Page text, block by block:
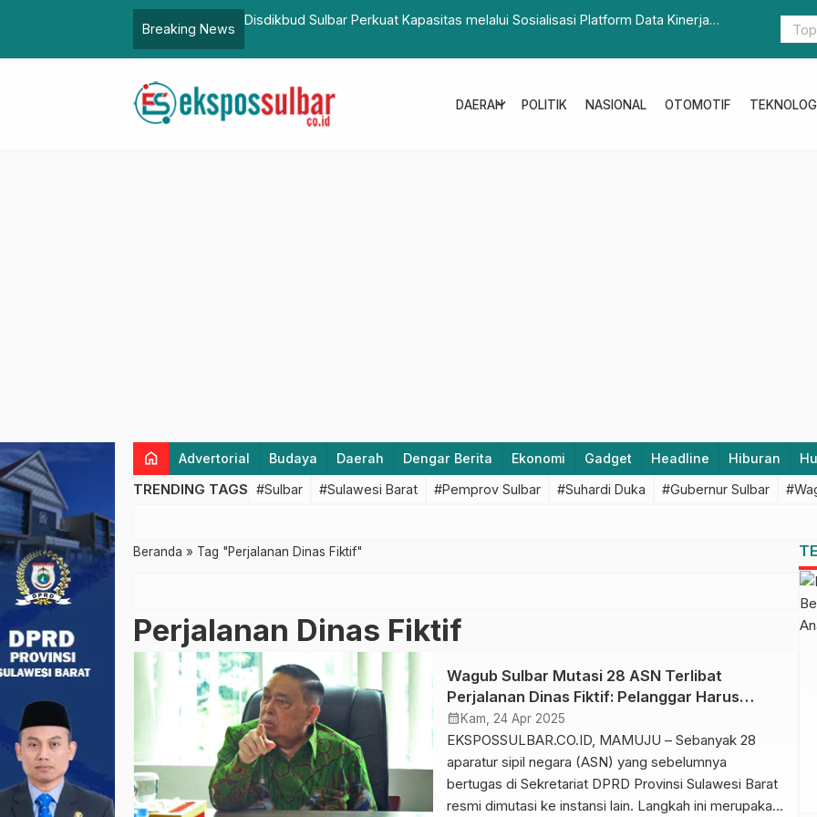
Breaking News
Inspektorat Sulbar Dukung Peningkatan Kapabilitas APIP Melalui Workshop
Di
DAERAH
expand_more POLITIK NASIONAL OTOMOTIF
home Advertorial Budaya Daerah Dengar Berita Ekonomi Gadget Headline Hiburan
TRENDING TAGS #Sulbar #Sulawesi Barat #Pemprov Sulbar #Suhardi Duka #Gubernur Sulbar
Beranda » Tag "Perjalanan Dinas Fiktif"
Perjalanan Dinas Fiktif
Wagub Sulbar Mutasi 28 ASN Terlibat
Perjalanan Dinas Fiktif: Pelanggar Harus
Tanggung Jawab
calendar_month Kam, 24 Apr 2025
EKSPOSSULBAR.CO.ID, MAMUJU – Sebanyak 28
aparatur sipil negara (ASN) yang sebelumnya
bertugas di Sekretariat DPRD Provinsi Sulawesi Barat
resmi dimutasi ke instansi lain. Langkah ini merupakan